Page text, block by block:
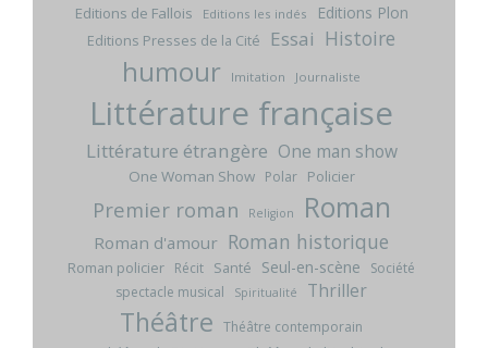
Editions de Fallois Editions les indés Editions Plon
Editions Presses de la Cité Essai Histoire
humour Imitation Journaliste
Littérature française
Littérature étrangère One man show
One Woman Show Polar Policier
Premier roman Religion Roman
Roman d'amour Roman historique
Roman policier Récit Santé Seul-en-scène
Société
spectacle musical
Spiritualité Thriller
Théâtre Théâtre contemporain